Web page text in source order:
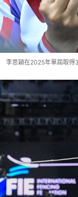
李思穎在2025年單屆取得